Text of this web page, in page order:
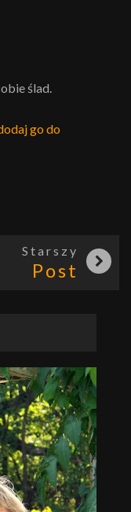
ślad.
go do
Starszy
Post